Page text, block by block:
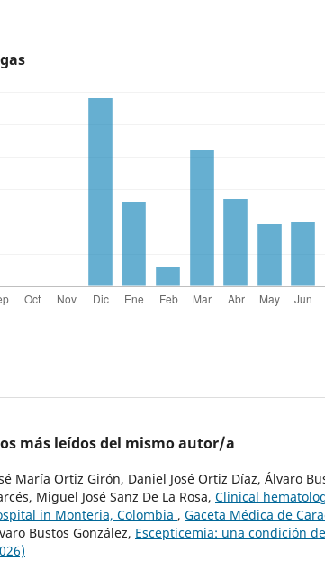
más leídos del mismo autor/a
María Ortiz Girón, Daniel José Ortiz Díaz, Álvaro
Miguel José Sanz De La Rosa, Clinical
in Monteria, Colombia , Gaceta Médica de
Bustos González, Escepticemia: una condición